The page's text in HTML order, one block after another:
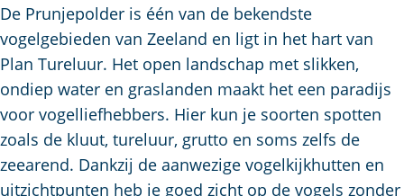
De Prunjepolder is één van de bekendste
vogelgebieden van Zeeland en ligt in het hart van
Plan Tureluur. Het open landschap met slikken,
ondiep water en graslanden maakt het een paradijs
voor vogelliefhebbers. Hier kun je soorten spotten
zoals de kluut, tureluur, grutto en soms zelfs de
zeearend. Dankzij de aanwezige vogelkijkhutten en
uitzichtpunten heb je goed zicht op de vogels zonder